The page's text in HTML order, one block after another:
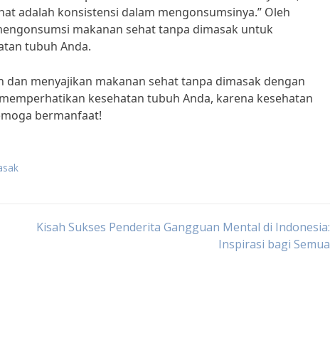
adalah konsistensi dalam mengonsumsinya.” Oleh
makanan sehat tanpa dimasak untuk
tubuh Anda.
menyajikan makanan sehat tanpa dimasak dengan
kesehatan tubuh Anda, karena kesehatan
bermanfaat!
Kisah Sukses Penderita Gangguan Mental di Indonesia:
Inspirasi bagi Semua